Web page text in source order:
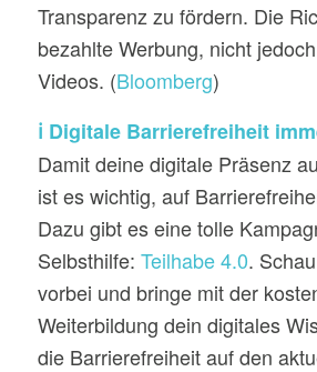
Transparenz zu fördern. Die
bezahlte Werbung, nicht
Videos. (Bloomberg)
ℹ️ Digitale Barrierefreiheit
Damit deine digitale Präsenz
ist es wichtig, auf
Dazu gibt es eine tolle
Selbsthilfe: Teilhabe 4.0.
vorbei und bringe mit der
Weiterbildung dein digitales
die Barrierefreiheit auf den